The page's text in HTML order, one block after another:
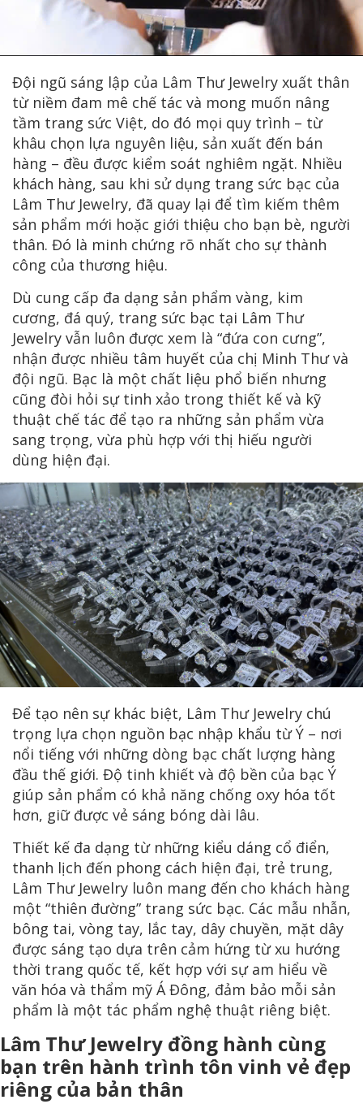
Đội ngũ sáng lập của Lâm Thư Jewelry xuất thân
từ niềm đam mê chế tác và mong muốn nâng
tầm trang sức Việt, do đó mọi quy trình – từ
khâu chọn lựa nguyên liệu, sản xuất đến bán
hàng – đều được kiểm soát nghiêm ngặt. Nhiều
khách hàng, sau khi sử dụng trang sức bạc của
Lâm Thư Jewelry, đã quay lại để tìm kiếm thêm
sản phẩm mới hoặc giới thiệu cho bạn bè, người
thân. Đó là minh chứng rõ nhất cho sự thành
công của thương hiệu.
Dù cung cấp đa dạng sản phẩm vàng, kim
cương, đá quý, trang sức bạc tại Lâm Thư
Jewelry vẫn luôn được xem là “đứa con cưng”,
nhận được nhiều tâm huyết của chị Minh Thư và
đội ngũ. Bạc là một chất liệu phổ biến nhưng
cũng đòi hỏi sự tinh xảo trong thiết kế và kỹ
thuật chế tác để tạo ra những sản phẩm vừa
sang trọng, vừa phù hợp với thị hiếu người
dùng hiện đại.
Để tạo nên sự khác biệt, Lâm Thư Jewelry chú
trọng lựa chọn nguồn bạc nhập khẩu từ Ý – nơi
nổi tiếng với những dòng bạc chất lượng hàng
đầu thế giới. Độ tinh khiết và độ bền của bạc Ý
giúp sản phẩm có khả năng chống oxy hóa tốt
hơn, giữ được vẻ sáng bóng dài lâu.
Thiết kế đa dạng từ những kiểu dáng cổ điển,
thanh lịch đến phong cách hiện đại, trẻ trung,
Lâm Thư Jewelry luôn mang đến cho khách hàng
một “thiên đường” trang sức bạc. Các mẫu nhẫn,
bông tai, vòng tay, lắc tay, dây chuyền, mặt dây
được sáng tạo dựa trên cảm hứng từ xu hướng
thời trang quốc tế, kết hợp với sự am hiểu về
văn hóa và thẩm mỹ Á Đông, đảm bảo mỗi sản
phẩm là một tác phẩm nghệ thuật riêng biệt.
Lâm Thư Jewelry đồng hành cùng
bạn trên hành trình tôn vinh vẻ đẹp
riêng của bản thân